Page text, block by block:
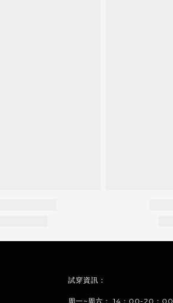
試穿資訊：
周一~周六： 14：00-20：00